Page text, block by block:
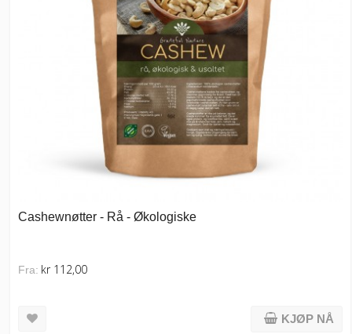
Cashewnøtter - Rå - Økologiske
Fra: kr 112,00
KJØP NÅ